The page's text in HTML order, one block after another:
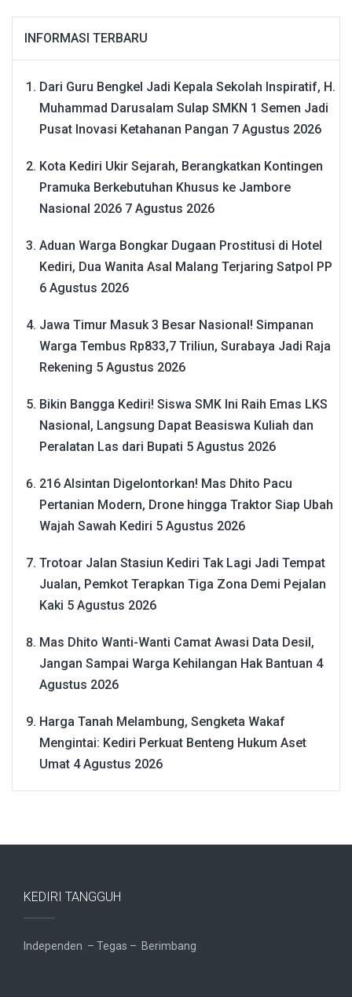
INFORMASI TERBARU
Dari Guru Bengkel Jadi Kepala Sekolah Inspiratif, H.
Muhammad Darusalam Sulap SMKN 1 Semen Jadi
Pusat Inovasi Ketahanan Pangan 7 Agustus 2026
Kota Kediri Ukir Sejarah, Berangkatkan Kontingen
Pramuka Berkebutuhan Khusus ke Jambore
Nasional 2026 7 Agustus 2026
Aduan Warga Bongkar Dugaan Prostitusi di Hotel
Kediri, Dua Wanita Asal Malang Terjaring Satpol PP
6 Agustus 2026
Jawa Timur Masuk 3 Besar Nasional! Simpanan
Warga Tembus Rp833,7 Triliun, Surabaya Jadi Raja
Rekening 5 Agustus 2026
Bikin Bangga Kediri! Siswa SMK Ini Raih Emas LKS
Nasional, Langsung Dapat Beasiswa Kuliah dan
Peralatan Las dari Bupati 5 Agustus 2026
216 Alsintan Digelontorkan! Mas Dhito Pacu
Pertanian Modern, Drone hingga Traktor Siap Ubah
Wajah Sawah Kediri 5 Agustus 2026
Trotoar Jalan Stasiun Kediri Tak Lagi Jadi Tempat
Jualan, Pemkot Terapkan Tiga Zona Demi Pejalan
Kaki 5 Agustus 2026
Mas Dhito Wanti-Wanti Camat Awasi Data Desil,
Jangan Sampai Warga Kehilangan Hak Bantuan 4
Agustus 2026
Harga Tanah Melambung, Sengketa Wakaf
Mengintai: Kediri Perkuat Benteng Hukum Aset
Umat 4 Agustus 2026
KEDIRI TANGGUH
Independen – Tegas – Berimbang